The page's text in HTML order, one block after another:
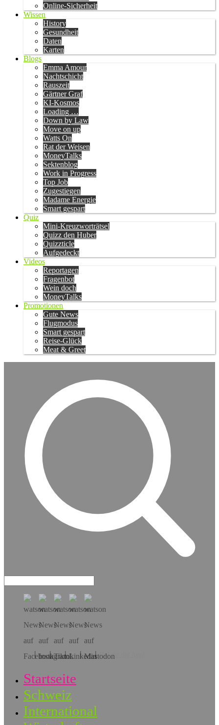
Online-Sicherheit
Wissen
History
Gesundheit
Daten
Karten
Blogs
Emma Amour
Nachtschicht
Rauszeit
Gärtner Graf
KI-Kosmos
Loading …
Down by Law
Move on up
Watts On
Rat der Weisen
MoneyTalks
Sektenblog
Work in Progress
Top Job
Zugestiegen
Madame Energie
Smart gespart
Quiz
Mini-Kreuzworträtsel
Quizz den Huber
Quizzticle
Aufgedeckt
Videos
Reportagen
Fragenbot
Wein doch
MoneyTalks
Promotionen
Gute News
Flugmodus
Smart gespart
Reise-Glück
Meat & Greet
Hol dir die App!
Startseite
Schweiz
International